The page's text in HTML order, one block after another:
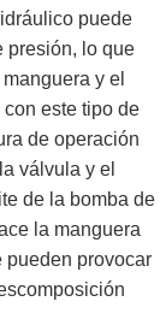
puede
presión, lo que
y el
este tipo de
de operación
válvula y el
de la bomba de
la manguera
pueden provocar